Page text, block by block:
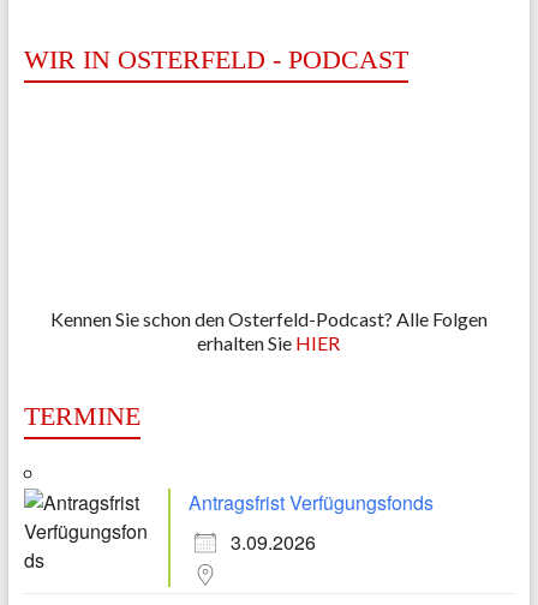
WIR IN OSTERFELD - PODCAST
Kennen Sie schon den Osterfeld-Podcast? Alle Folgen
erhalten Sie HIER
TERMINE
Antragsfrist Verfügungsfonds
3.09.2026